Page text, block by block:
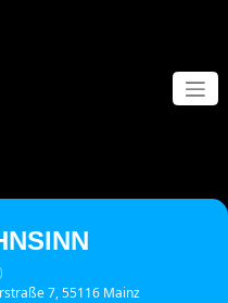
7, 55116 Mainz